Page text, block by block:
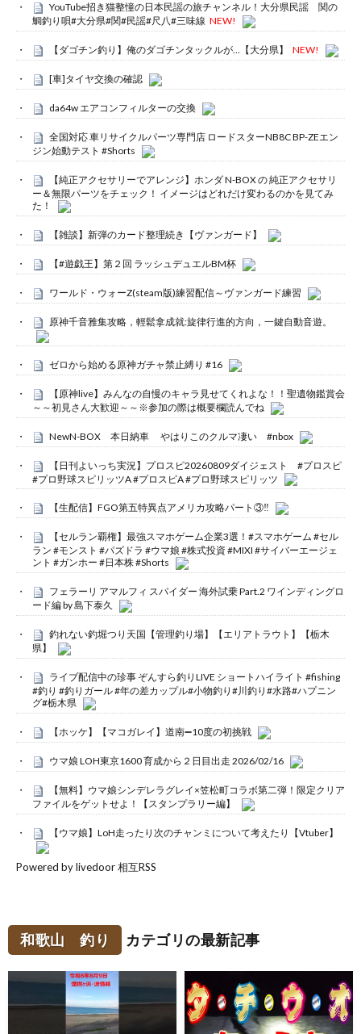
YouTube招き猫整憧の日本民謡の旅チャンネル！大分県民謡 関の
鯛釣り唄#大分県#関#民謡#尺八#三味線 NEW!
【ダゴチン釣り】俺のダゴチンタックルが…【大分県】 NEW!
[車]タイヤ交換の確認
da64w エアコンフィルターの交換
全国対応 車リサイクルパーツ専門店 ロードスターNB8C BP-ZEエン
ジン始動テスト #Shorts
【純正アクセサリーでアレンジ】ホンダ N-BOX の 純正アクセサリ
ー＆無限パーツをチェック！ イメージはどれだけ変わるのかを見てみ
た！
【雑談】新弾のカード整理続き【ヴァンガード】
【#遊戯王】第２回 ラッシュデュエルBM杯
ワールド・ウォーZ(steam版)練習配信～ヴァンガード練習
原神千音雅集攻略，輕鬆拿成就:旋律行進的方向，一鍵自動音遊。
ゼロから始める原神ガチャ禁止縛り #16
【原神live】みんなの自慢のキャラ見せてくれよな！！聖遺物鑑賞会
～～初見さん大歓迎～～※参加の際は概要欄読んでね
NewN-BOX 本日納車 やはりこのクルマ凄い #nbox
【日刊よいっち実況】プロスピ20260809ダイジェスト #プロスピ
#プロ野球スピリッツA #プロスピA #プロ野球スピリッツ
【生配信】FGO第五特異点アメリカ攻略パート③‼️
【セルラン覇権】最強スマホゲーム企業3選！#スマホゲーム #セル
ラン #モンスト #パズドラ #ウマ娘 #株式投資 #MIXI #サイバーエージェ
ント #ガンホー #日本株 #Shorts
フェラーリ アマルフィ スパイダー 海外試乗 Part.2 ワインディングロ
ード編 by 島下泰久
釣れない釣堀つり天国【管理釣り場】【エリアトラウト】【栃木
県】
ライブ配信中の珍事 ぞんすら釣りLIVE ショートハイライト #fishing
#釣り #釣りガール #年の差カップル#小物釣り#川釣り#水路#ハプニン
グ#栃木県
【ホッケ】【マコガレイ】道南➖10度の初挑戦
ウマ娘 LOH東京1600 育成から２日目出走 2026/02/16
【無料】ウマ娘シンデレラグレイ×笠松町コラボ第二弾！限定クリア
ファイルをゲットせよ！【スタンプラリー編】
【ウマ娘】LoH走ったり次のチャンミについて考えたり【Vtuber】
Powered by livedoor 相互RSS
和歌山 釣り カテゴリの最新記事